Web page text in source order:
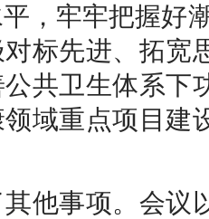
，牢牢把握好
标先进、拓宽
共卫生体系下
域重点项目建
他事项。会议